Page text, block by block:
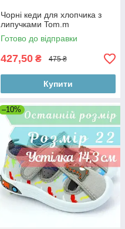
Чорні кеди для хлопчика з
липучками Tom.m
Готово до відправки
427,50 ₴ 475 ₴
Купити
–10%